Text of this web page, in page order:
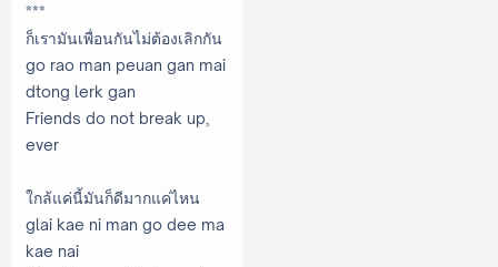
***
ก็เรามันเพื่อนกันไม่ต้องเลิกกัน
go rao man peuan gan mai
dtong lerk gan
Friends do not break up,
ever
ใกล้แค่นี้มันก็ดีมากแค่ไหน
glai kae ni man go dee ma
kae nai